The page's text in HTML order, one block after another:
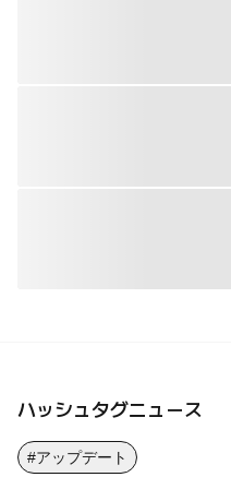
ハッシュタグニュース
#アップデート